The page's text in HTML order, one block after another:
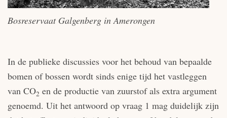
Bosreservaat Galgenberg in Amerongen
In de publieke discussies voor het behoud van bepaalde
bomen of bossen wordt sinds enige tijd het vastleggen
van CO2 en de productie van zuurstof als extra argument
genoemd. Uit het antwoord op vraag 1 mag duidelijk zijn